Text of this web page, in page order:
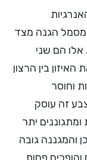
מסמל הגנה מצד
אלו הם שני
בין הרצון
וחוסר
זה עוסק
יתר
והמגננה גובה